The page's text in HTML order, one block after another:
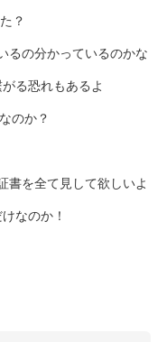
？
るの分かっているのかな
る恐れもあるよ
のか？
書を全て見して欲しいよ
なのか！